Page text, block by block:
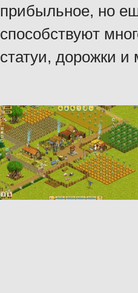
прибыльное, но
способствуют
статуи, дорожки и